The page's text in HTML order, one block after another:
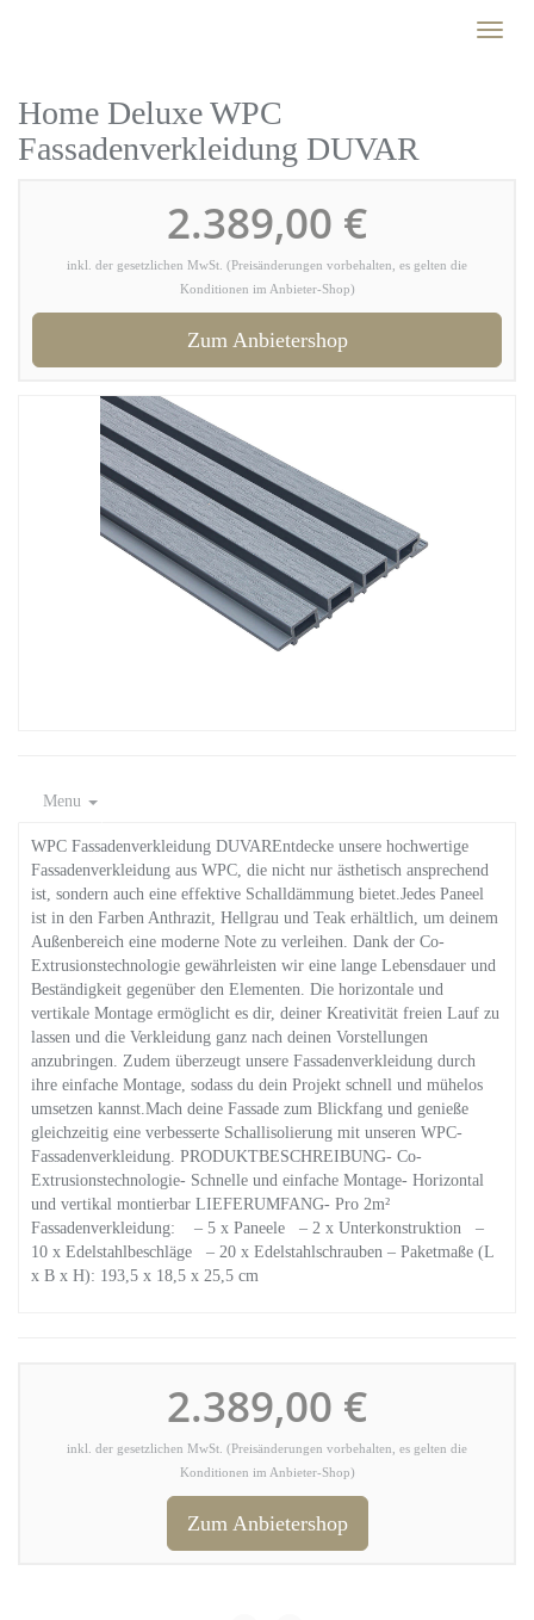
Toggle
Home Deluxe WPC
Fassadenverkleidung DUVAR
2.389,00 €
inkl. der gesetzlichen MwSt. (Preisänderungen vorbehalten, es gelten die
Konditionen im Anbieter-Shop)
Zum Anbietershop
Menu
WPC Fassadenverkleidung DUVAREntdecke unsere hochwertige
Fassadenverkleidung aus WPC, die nicht nur ästhetisch ansprechend
ist, sondern auch eine effektive Schalldämmung bietet.Jedes Paneel
ist in den Farben Anthrazit, Hellgrau und Teak erhältlich, um deinem
Außenbereich eine moderne Note zu verleihen. Dank der Co-
Extrusionstechnologie gewährleisten wir eine lange Lebensdauer und
Beständigkeit gegenüber den Elementen. Die horizontale und
vertikale Montage ermöglicht es dir, deiner Kreativität freien Lauf zu
lassen und die Verkleidung ganz nach deinen Vorstellungen
anzubringen. Zudem überzeugt unsere Fassadenverkleidung durch
ihre einfache Montage, sodass du dein Projekt schnell und mühelos
umsetzen kannst.Mach deine Fassade zum Blickfang und genieße
gleichzeitig eine verbesserte Schallisolierung mit unseren WPC-
Fassadenverkleidung. PRODUKTBESCHREIBUNG- Co-
Extrusionstechnologie- Schnelle und einfache Montage- Horizontal
und vertikal montierbar LIEFERUMFANG- Pro 2m²
Fassadenverkleidung: – 5 x Paneele – 2 x Unterkonstruktion –
10 x Edelstahlbeschläge – 20 x Edelstahlschrauben – Paketmaße (L
x B x H): 193,5 x 18,5 x 25,5 cm
2.389,00 €
inkl. der gesetzlichen MwSt. (Preisänderungen vorbehalten, es gelten die
Konditionen im Anbieter-Shop)
Zum Anbietershop